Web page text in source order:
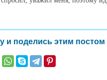
и поделись этим